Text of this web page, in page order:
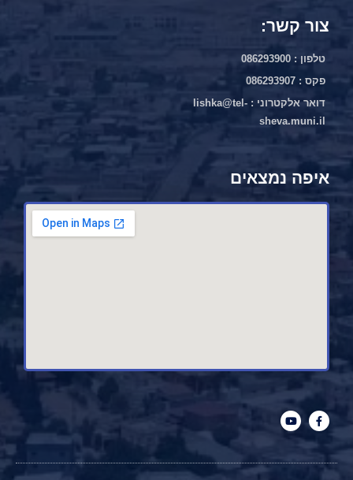
צור קשר:
טלפון : 086293900
פקס : 086293907
דואר אלקטרוני : lishka@tel-
sheva.muni.il
איפה נמצאים